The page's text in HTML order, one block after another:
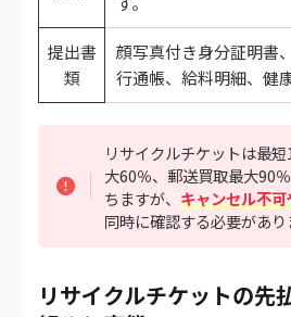
提出書
類
顔写真付き身分証明書
行通帳、給料明細、健
リサイクルチケットは最
大60％、郵送買取最大90
ちますが、キャンセル不
同時に確認する必要があり
リサイクルチケットの先